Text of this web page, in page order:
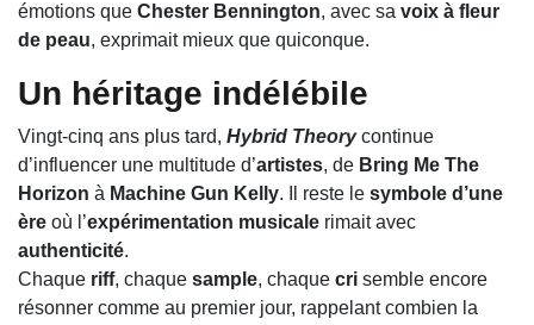
émotions que Chester Bennington, avec sa voix à fleur
de peau, exprimait mieux que quiconque.
Un héritage indélébile
Vingt-cinq ans plus tard, Hybrid Theorycontinue
d’influencer une multitude d’artistes, de Bring Me The
Horizon à Machine Gun Kelly. Il reste le symbole d’une
ère où l’expérimentation musicale rimait avec
authenticité.
Chaque riff, chaque sample, chaque cri semble encore
résonner comme au premier jour, rappelant combien la